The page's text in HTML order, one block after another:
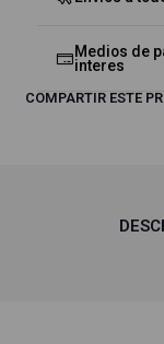
Medios de
interes
COMPARTIR ESTE